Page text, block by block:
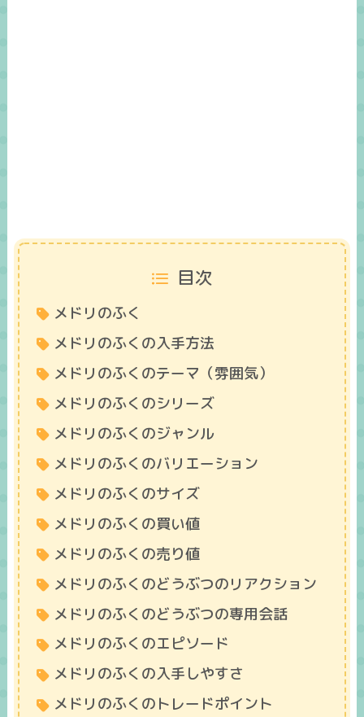
目次
メドリのふく
メドリのふくの入手方法
メドリのふくのテーマ（雰囲気）
メドリのふくのシリーズ
メドリのふくのジャンル
メドリのふくのバリエーション
メドリのふくのサイズ
メドリのふくの買い値
メドリのふくの売り値
メドリのふくのどうぶつのリアクション
メドリのふくのどうぶつの専用会話
メドリのふくのエピソード
メドリのふくの入手しやすさ
メドリのふくのトレードポイント